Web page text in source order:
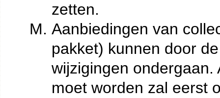
zetten.
Aanbiedingen van
pakket) kunnen door
wijzigingen ondergaan.
moet worden zal eerst